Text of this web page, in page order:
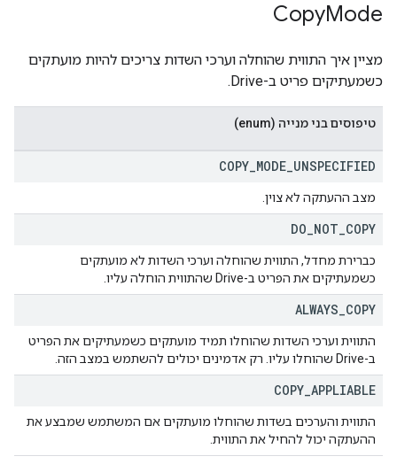
CopyMode
מציין איך התווית שהוחלה וערכי השדות צריכים להיות מועתקים
כשמעתיקים פריט ב-Drive.
טיפוסים בני מנייה (enum)
COPY MODE UNSPECIFIED
מצב ההעתקה לא צוין.
DO NOT COPY
כברירת מחדל, התווית שהוחלה וערכי השדות לא מועתקים
כשמעתיקים את הפריט ב-Drive שהתווית הוחלה עליו.
ALWAYS COPY
התווית וערכי השדות שהוחלו תמיד מועתקים כשמעתיקים את הפריט
ב-Drive שהוחלו עליו. רק אדמינים יכולים להשתמש במצב הזה.
COPY APPLIABLE
התווית והערכים בשדות שהוחלו מועתקים אם המשתמש שמבצע את
ההעתקה יכול להחיל את התווית.